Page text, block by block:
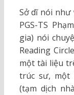
Sở dĩ nói
PGS-TS
gia) nói
Reading
một tài liệu
trúc sư, một
(tạm dịch